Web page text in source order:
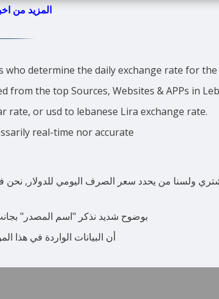
المزيد من
who determine the daily exchange rate for the
the top Sources, Websites & APPs in
rate, or usd to lebanese Lira exchange rate.
real-time nor accurate
ولسنا من يحدد سعر الصرف اليومي للدولار, نحن
بوضوح شديد نذكر "اسم المصدر" بجانب
أن البيانات الواردة في هذا